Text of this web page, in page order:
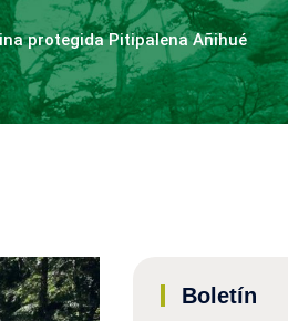
protegida Pitipalena Añihué
Boletín